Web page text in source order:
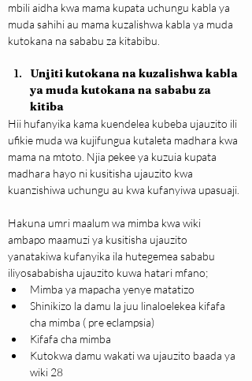
mbili aidha kwa mama kupata uchungu kabla ya
muda sahihi au mama kuzalishwa kabla ya muda
kutokana na sababu za kitabibu.
Unjiti kutokana na kuzalishwa kabla
ya muda kutokana na sababu za
kitiba
Hii hufanyika kama kuendelea kubeba ujauzito ili
ufikie muda wa kujifungua kutaleta madhara kwa
mama na mtoto. Njia pekee ya kuzuia kupata
madhara hayo ni kusitisha ujauzito kwa
kuanzishiwa uchungu au kwa kufanyiwa upasuaji.
Hakuna umri maalum wa mimba kwa wiki
ambapo maamuzi ya kusitisha ujauzito
yanatakiwa kufanyika ila hutegemea sababu
iliyosababisha ujauzito kuwa hatari mfano;
Mimba ya mapacha yenye matatizo
Shinikizo la damu la juu linaloelekea kifafa
cha mimba ( pre eclampsia)
Kifafa cha mimba
Kutokwa damu wakati wa ujauzito baada ya
wiki 28